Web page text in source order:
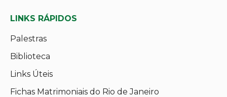
LINKS RÁPIDOS
Palestras
Biblioteca
Links Úteis
Fichas Matrimoniais do Rio de Janeiro